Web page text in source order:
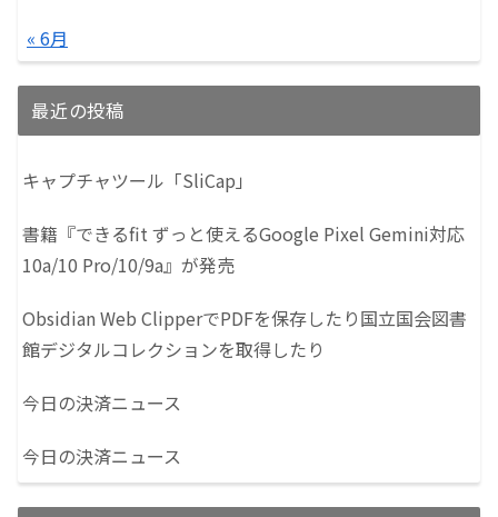
« 6月
最近の投稿
キャプチャツール「SliCap」
書籍『できるfit ずっと使えるGoogle Pixel Gemini対応
10a/10 Pro/10/9a』が発売
Obsidian Web ClipperでPDFを保存したり国立国会図書
館デジタルコレクションを取得したり
今日の決済ニュース
今日の決済ニュース